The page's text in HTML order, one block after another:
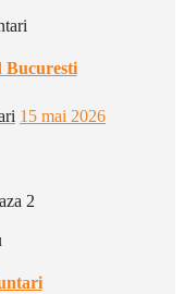
Bucuresti
15 mai 2026
2